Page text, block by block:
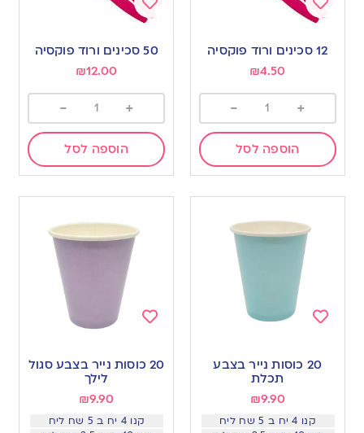
Add
to
wishlist
12 סכינים ורוד פוקסיה
₪4.50
+
-
הוספה לסל
Add
to
wishlist
50 סכינים ורוד פוקסיה
₪12.00
+
-
הוספה לסל
20 כוסות נייר בצבע
תכלת
₪9.90
קנו 4 יח ב 5 שח ליח
to20 כוסות נייר בצבע סגול
לילך
₪9.90
קנו 4 יח ב 5 שח ליח